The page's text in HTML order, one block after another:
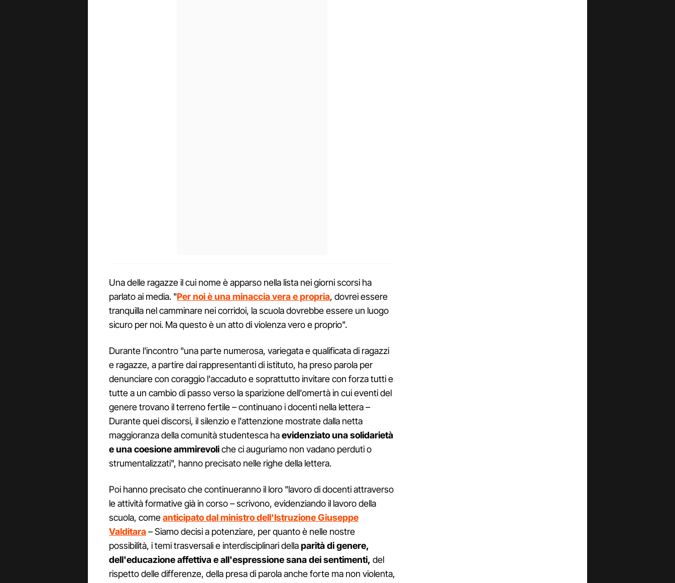
Una delle ragazze il cui nome è apparso nella lista nei giorni scorsi ha
parlato ai media. "Per noi è una minaccia vera e propria, dovrei essere
tranquilla nel camminare nei corridoi, la scuola dovrebbe essere un luogo
sicuro per noi. Ma questo è un atto di violenza vero e proprio".
Durante l'incontro "una parte numerosa, variegata e qualificata di ragazzi
e ragazze, a partire dai rappresentanti di istituto, ha preso parola per
denunciare con coraggio l'accaduto e soprattutto invitare con forza tutti e
tutte a un cambio di passo verso la sparizione dell'omertà in cui eventi del
genere trovano il terreno fertile – continuano i docenti nella lettera –
Durante quei discorsi, il silenzio e l'attenzione mostrate dalla netta
maggioranza della comunità studentesca haevidenziato una solidarietà
e una coesione ammirevoliche ci auguriamo non vadano perduti o
strumentalizzati", hanno precisato nelle righe della lettera.
Poi hanno precisato che continueranno il loro "lavoro di docenti attraverso
le attività formative già in corso – scrivono, evidenziando il lavoro della
scuola, comeanticipato dal ministro dell'Istruzione Giuseppe
Valditara– Siamo decisi a potenziare, per quanto è nelle nostre
possibilità, i temi trasversali e interdisciplinari dellaparità di genere,
dell'educazione affettiva e all'espressione sana dei sentimenti, del
rispetto delle differenze, della presa di parola anche forte ma non violenta,